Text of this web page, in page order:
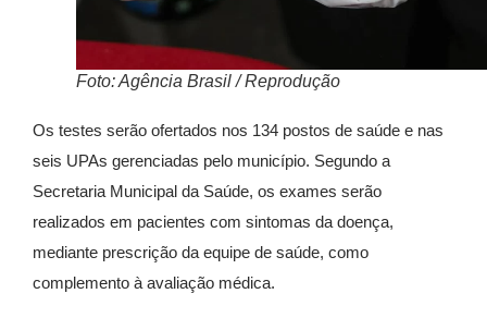
Foto: Agência Brasil / Reprodução
Os testes serão ofertados nos 134 postos de saúde e nas
seis UPAs gerenciadas pelo município. Segundo a
Secretaria Municipal da Saúde, os exames serão
realizados em pacientes com sintomas da doença,
mediante prescrição da equipe de saúde, como
complemento à avaliação médica.